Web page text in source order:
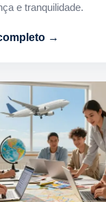
e tranquilidade.
→